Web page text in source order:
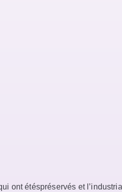
ont étéspréservés et